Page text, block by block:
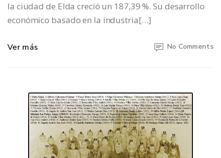
la ciudad de Elda creció un 187,39 %. Su desarrollo
económico basado en la industria[…]
Ver más No Comments